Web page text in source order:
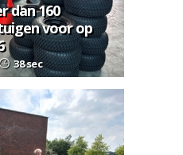
dan 160
voor op
38 sec